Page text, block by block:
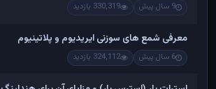
9 سال پیش 330,319 بازدید
معرفی شمع های سوزنی ایریدیوم و پلاتینیوم
6 سال پیش 324,112 بازدید